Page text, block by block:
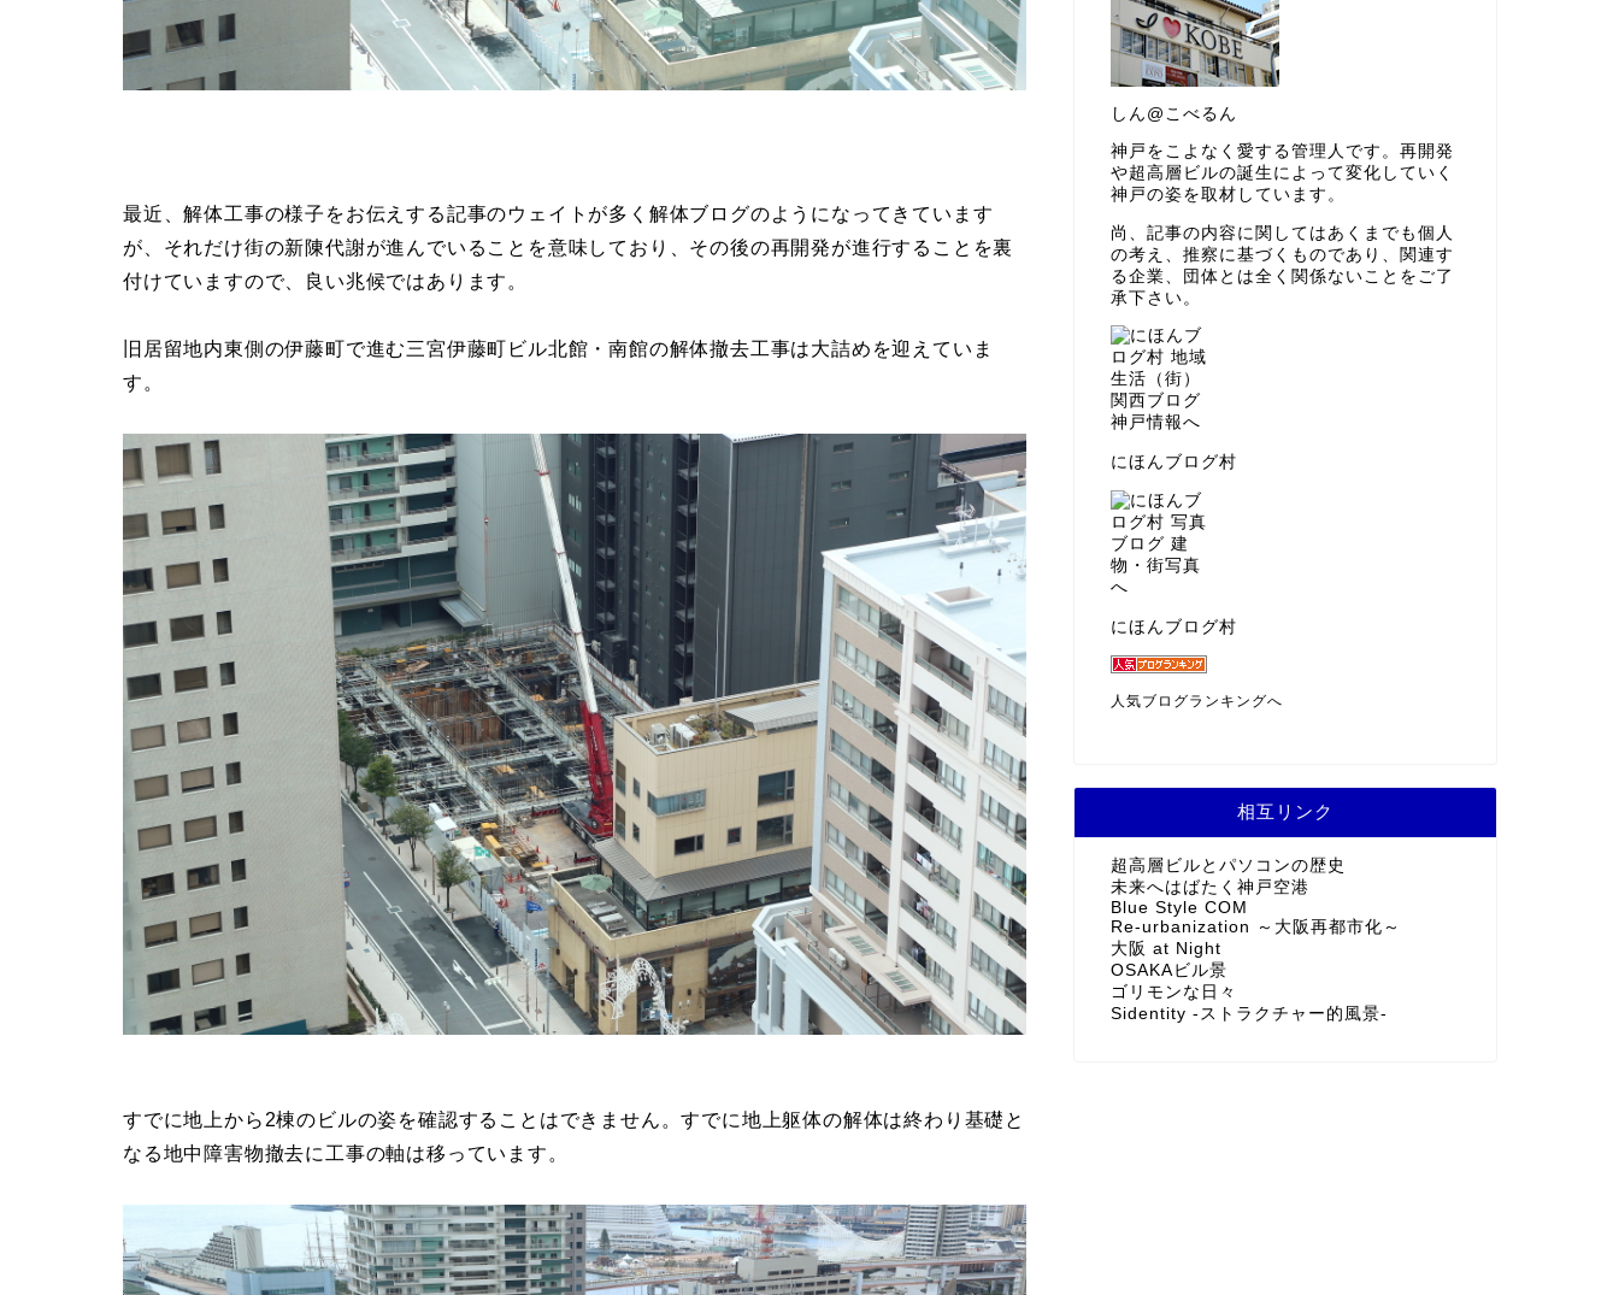
最近、解体工事の様子をお伝えする記事のウェイトが多く解体ブログのようになってきています
が、それだけ街の新陳代謝が進んでいることを意味しており、その後の再開発が進行することを裏
付けていますので、良い兆候ではあります。
旧居留地内東側の伊藤町で進む三宮伊藤町ビル北館・南館の解体撤去工事は大詰めを迎えていま
す。
すでに地上から2棟のビルの姿を確認することはできません。すでに地上躯体の解体は終わり基礎と
なる地中障害物撤去に工事の軸は移っています。
しん@こべるん
神戸をこよなく愛する管理人です。再開発
や超高層ビルの誕生によって変化していく
神戸の姿を取材しています。
尚、記事の内容に関してはあくまでも個人
の考え、推察に基づくものであり、関連す
る企業、団体とは全く関係ないことをご了
承下さい。
にほんブログ村
にほんブログ村
人気ブログランキングへ
相互リンク
超高層ビルとパソコンの歴史
未来へはばたく神戸空港
Blue Style COM
Re-urbanization ～大阪再都市化～
大阪 at Night
OSAKAビル景
ゴリモンな日々
Sidentity -ストラクチャー的風景-